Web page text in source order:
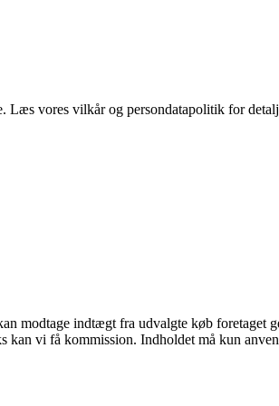
vores vilkår og persondatapolitik for
modtage indtægt fra udvalgte køb foretaget
vi få kommission. Indholdet må kun